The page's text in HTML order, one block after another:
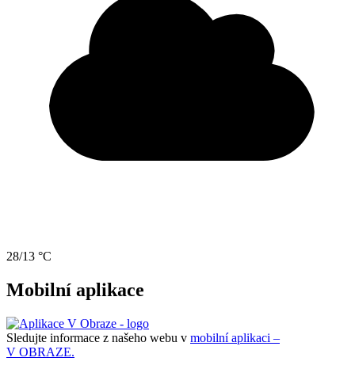
28/13 °C
Mobilní aplikace
Sledujte informace z našeho webu v mobilní aplikaci –
V OBRAZE.